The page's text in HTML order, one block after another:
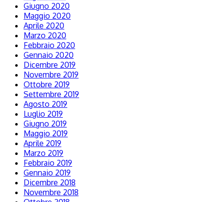
Giugno 2020
Maggio 2020
Aprile 2020
Marzo 2020
Febbraio 2020
Gennaio 2020
Dicembre 2019
Novembre 2019
Ottobre 2019
Settembre 2019
Agosto 2019
Luglio 2019
Giugno 2019
Maggio 2019
Aprile 2019
Marzo 2019
Febbraio 2019
Gennaio 2019
Dicembre 2018
Novembre 2018